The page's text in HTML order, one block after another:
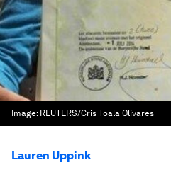
Image: REUTERS/Cris Toala Olivares
Lauren Uppink